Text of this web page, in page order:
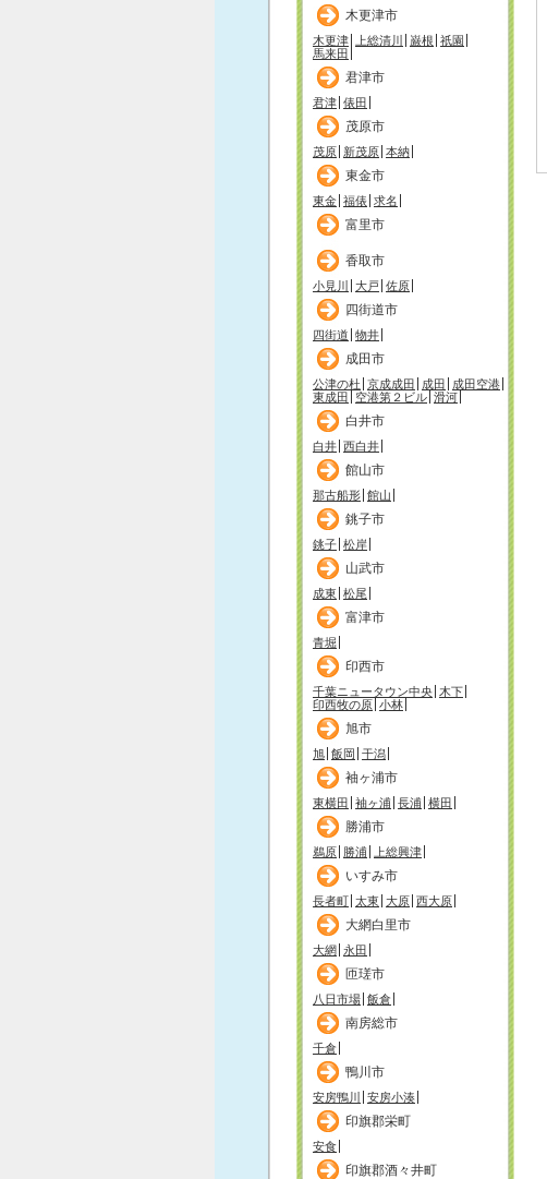
木更津市
木更津 上総清川 巌根 祇園
馬来田
君津市
君津 俵田
茂原市
茂原 新茂原 本納
東金市
東金 福俵 求名
富里市
香取市
小見川 大戸 佐原
四街道市
四街道 物井
成田市
公津の杜 京成成田 成田
成田空港
東成田
空港第２ビル 滑河
白井市
白井 西白井
館山市
那古船形 館山
銚子市
銚子 松岸
山武市
成東 松尾
富津市
青堀
印西市
千葉ニュータウン中央 木下
印西牧の原 小林
旭市
旭 飯岡 干潟
袖ヶ浦市
東横田 袖ヶ浦 長浦 横田
勝浦市
鵜原 勝浦 上総興津
いすみ市
長者町 太東 大原 西大原
大網白里市
大網 永田
匝瑳市
八日市場 飯倉
南房総市
千倉
鴨川市
安房鴨川 安房小湊
印旗郡栄町
安食
印旗郡酒々井町